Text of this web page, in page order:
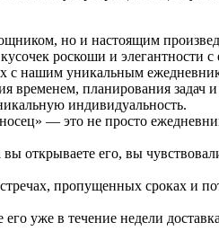
но и настоящим
роскоши и элегантности
с нашим уникальным
планирования
индивидуальность.
— это не просто
его, вы
пропущенных сроках и
уже в течение недели